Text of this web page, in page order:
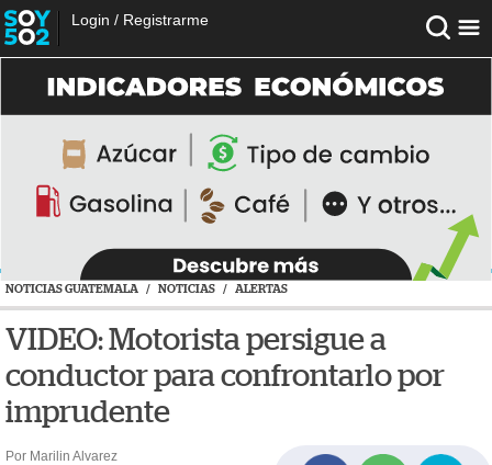
Login / Registrarme
NOTICIAS GUATEMALA / NOTICIAS / ALERTAS
VIDEO: Motorista persigue a
conductor para confrontarlo por
imprudente
Por Marilin Alvarez